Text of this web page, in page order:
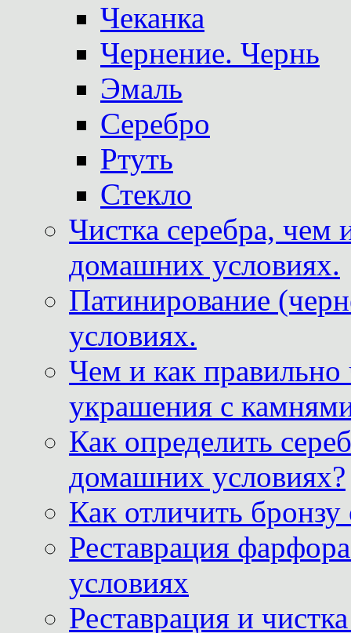
Чеканка
Чернение. Чернь
Эмаль
Серебро
Ртуть
Стекло
Чистка серебра, чем
домашних условиях.
Патинирование
условиях.
Чем и как
украшения с
Как определить
домашних условиях?
Как отличить
Реставрация
условиях
Реставрация и